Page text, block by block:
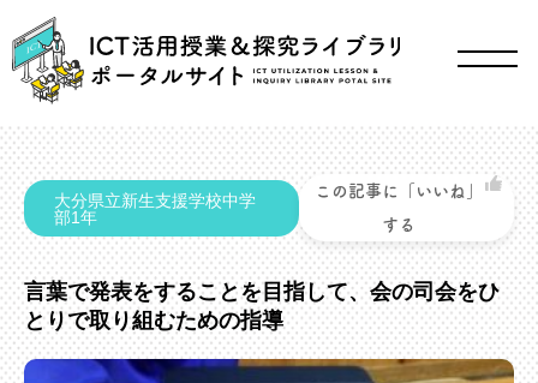
大分県立新生支援学校中学
部1年
この記事に「いいね」
する
言葉で発表をすることを目指して、会の司会をひ
とりで取り組むための指導